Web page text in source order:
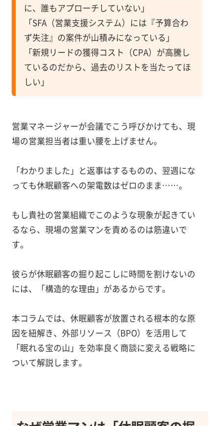
に、誰もアプローチしていない」
「SFA（営業支援システム）には『予算合わ
ず失注』の案件が山積みになっている」
「新規リードの獲得コスト（CPA）が高騰し
ているのだから、過去のリストを当たってほ
しい」
営業マネージャーが会議でこう呼びかけても、現
場の営業担当者は重い腰を上げません。
「わかりました」と返事はするものの、翌週にな
っても休眠顧客への架電数はゼロのまま……。
もし貴社の営業組織でこのような現象が起きてい
るなら、現場の営業マンを責めるのは筋違いで
す。
彼らが休眠顧客の掘り起こしに時間を割けないの
には、「構造的な理由」があるからです。
本コラムでは、休眠顧客が放置される根本的な原
因を紐解き、外部リソース（BPO）を活用して
「眠れる宝の山」を効率良く商談に変える戦略に
ついて解説します。